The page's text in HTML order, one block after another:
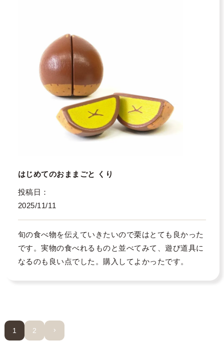
はじめてのおままごと くり
投稿日
2025/11/11
旬の食べ物を伝えていきたいので栗はとても良かった
です。実物の食べれるものと並べてみて、遊び道具に
なるのも良い点でした。購入してよかったです。
1 2